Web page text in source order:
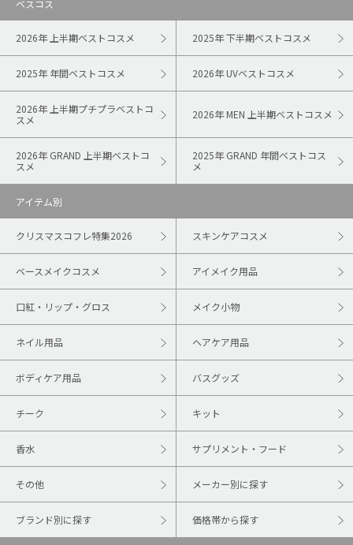
ベスコス
2026年 上半期ベストコスメ 2025年 下半期ベストコスメ
2025年 年間ベストコスメ 2026年 UVベストコスメ
2026年 上半期プチプラベストコ
スメ
2026年 MEN 上半期ベストコスメ
2026年 GRAND 上半期ベストコ
スメ
2025年 GRAND 年間ベストコス
メ
アイテム別
クリスマスコフレ特集2026 スキンケアコスメ
ベースメイクコスメ アイメイク用品
口紅・リップ・グロス メイク小物
ネイル用品 ヘアケア用品
ボディケア用品 バスグッズ
チーク キット
香水 サプリメント・フード
その他 メーカー別に探す
ブランド別に探す 価格帯から探す